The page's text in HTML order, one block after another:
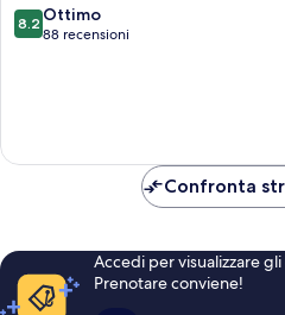
8.2
su
8.2 Ottimo
88 recensioni
Confronta
Accedi per visualizzare
Prenotare conviene!